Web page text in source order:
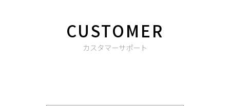
CUSTOMER
カスタマーサポート